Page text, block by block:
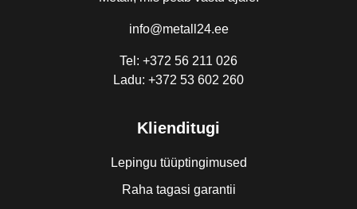
info@metall24.ee
Tel: +372 56 211 026
Ladu: +372 53 602 260
Klienditugi
Lepingu tüüptingimused
Raha tagasi garantii